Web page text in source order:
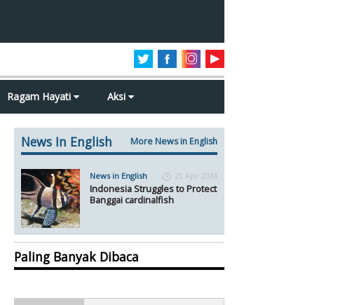
Ragam Hayati Aksi
News In English More News in English
News in English 21 Apr 2024
Indonesia Struggles to Protect
Banggai cardinalfish
Paling Banyak Dibaca